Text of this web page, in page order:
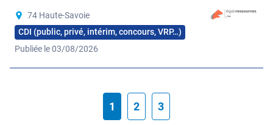
74 Haute-Savoie
CDI (public, privé, intérim, concours, VRP…)
Publiée le 03/08/2026
1 2 3